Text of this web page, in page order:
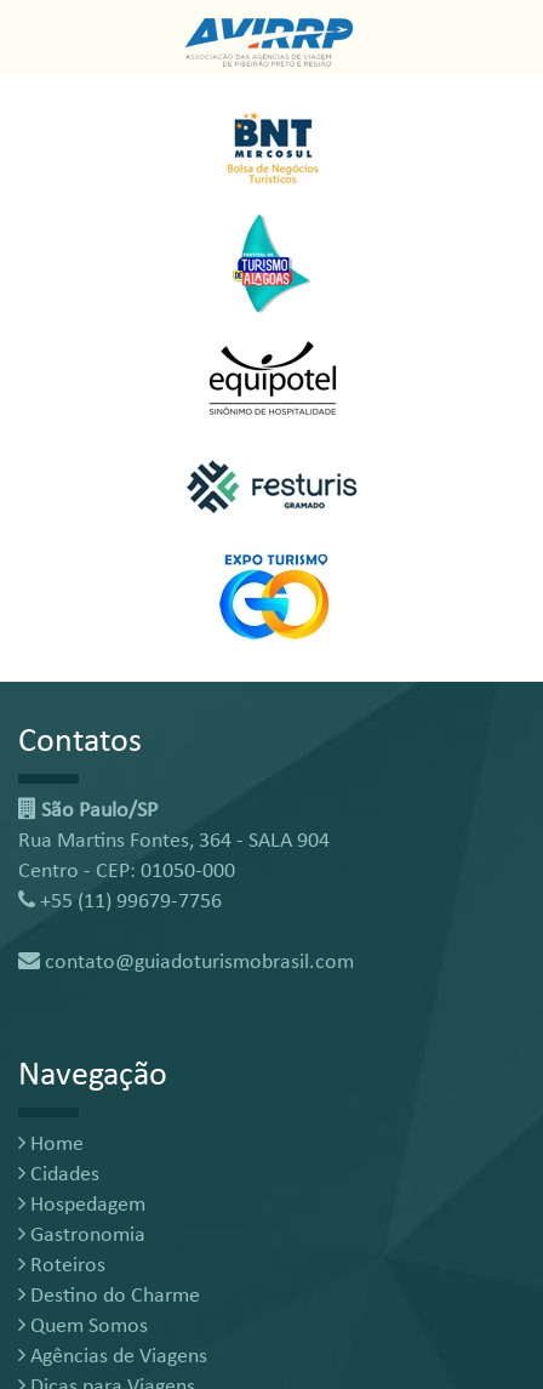
Contatos
São Paulo/SP
Rua Martins Fontes, 364 - SALA 904
Centro - CEP: 01050-000
+55 (11) 99679-7756
contato@guiadoturismobrasil.com
Navegação
Home
Cidades
Hospedagem
Gastronomia
Roteiros
Destino do Charme
Quem Somos
Agências de Viagens